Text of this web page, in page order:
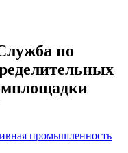
по
промышленность